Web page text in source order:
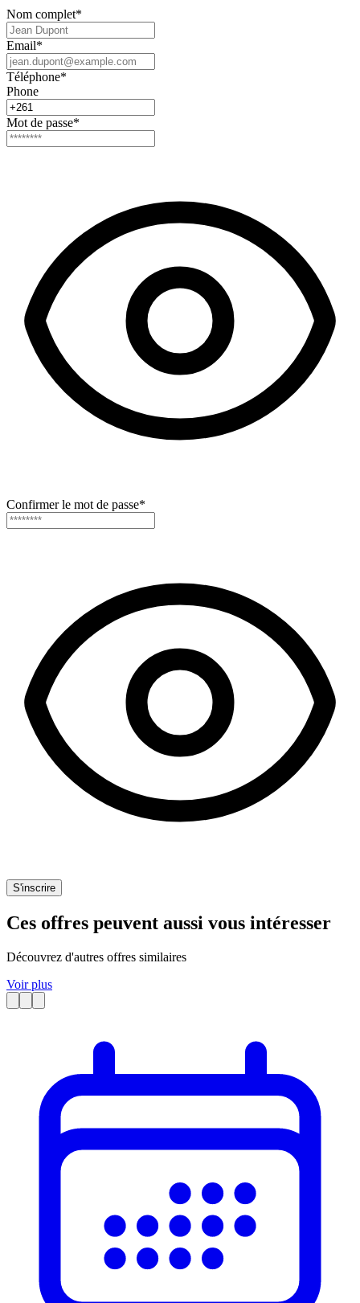
Nom complet*
Email*
Téléphone*
Phone
Mot de passe*
Confirmer le mot de passe*
S'inscrire
Ces offres peuvent aussi vous intéresser
Découvrez d'autres offres similaires
Voir plus